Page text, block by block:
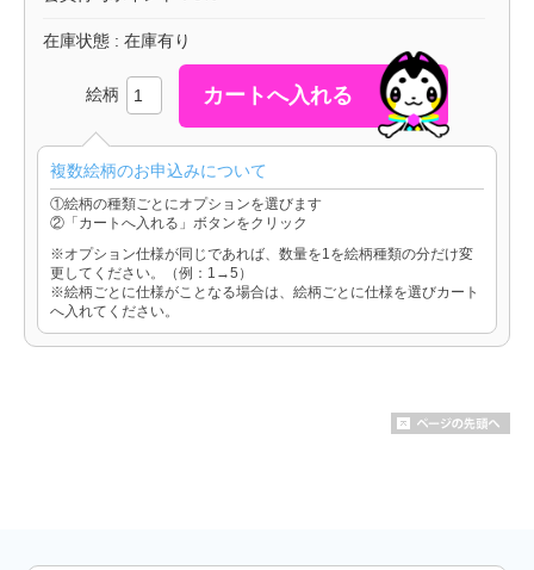
在庫状態 : 在庫有り
絵柄
複数絵柄のお申込みについて
①絵柄の種類ごとにオプションを選びます
②「カートへ入れる」ボタンをクリック
※オプション仕様が同じであれば、数量を1を絵柄種類の分だけ変
更してください。（例：1→5）
※絵柄ごとに仕様がことなる場合は、絵柄ごとに仕様を選びカート
へ入れてください。